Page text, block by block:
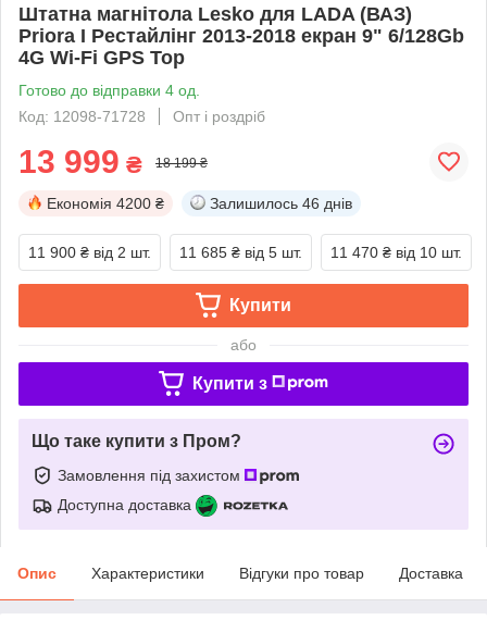
Штатна магнітола Lesko для LADA (ВАЗ)
Priora I Рестайлінг 2013-2018 екран 9" 6/128Gb
4G Wi-Fi GPS Top
Готово до відправки 4 од.
Код: 12098-71728
Опт і роздріб
13 999 ₴ 18 199 ₴
Економія 4200 ₴ Залишилось 46 днів
11 900 ₴ від 2 шт. 11 685 ₴ від 5 шт. 11 470 ₴ від 10 шт.
Купити
або
Купити з
Що таке купити з Пром?
Замовлення під захистом
Доступна доставка
Опис Характеристики Відгуки про товар Доставка